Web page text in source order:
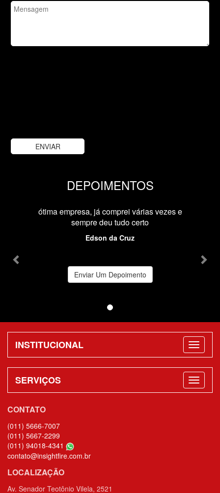
DEPOIMENTOS
ótima empresa, já comprei várias vezes e
sempre deu tudo certo
Edson da Cruz
Enviar Um Depoimento
INSTITUCIONAL
SERVIÇOS
CONTATO
(011) 5666-7007
(011) 5667-2299
(011) 94018-4341
contato@insightfire.com.br
LOCALIZAÇÃO
Av. Senador Teotônio Vilela, 2521